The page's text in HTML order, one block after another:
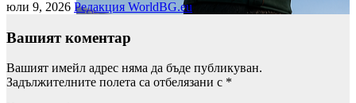
юли 9, 2026 Редакция WorldBG.eu
Вашият коментар
Вашият имейл адрес няма да бъде публикуван.
Задължителните полета са отбелязани с *